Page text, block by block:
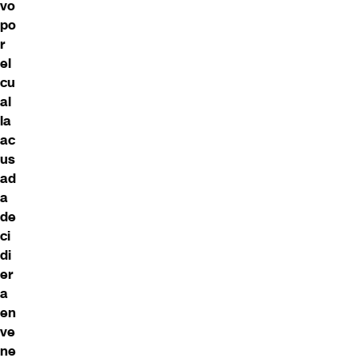
vo
po
r
el
cu
al
la
ac
us
ad
a
de
ci
di
er
a
en
ve
ne